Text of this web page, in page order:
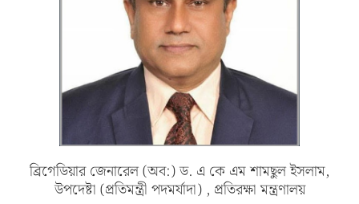
ব্রিগেডিয়ার জেনারেল (অব:) ড. এ কে এম শামছুল ইসলাম,
উপদেষ্টা (প্রতিমন্ত্রী পদমর্যাদা) , প্রতিরক্ষা মন্ত্রণালয়